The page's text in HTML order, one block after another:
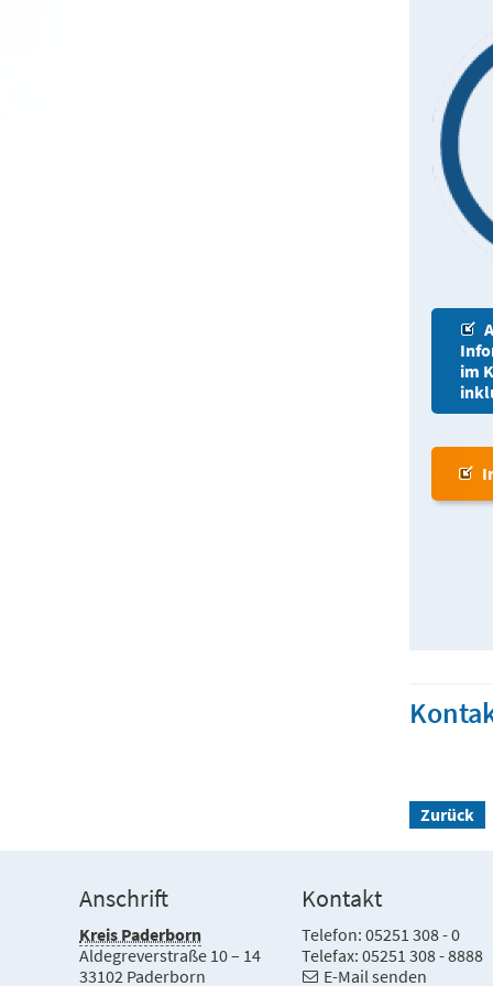
im
Zurück
Anschrift
Kreis Paderborn
Aldegreverstraße 10 – 14
33102 Paderborn
Kontakt
Telefon: 05251 308 - 0
Telefax: 05251 308 - 8888
E-Mail senden